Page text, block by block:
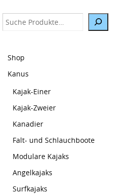
Suche
Shop
Kanus
Kajak-Einer
Kajak-Zweier
Kanadier
Falt- und Schlauchboote
Modulare Kajaks
Angelkajaks
Surfkajaks